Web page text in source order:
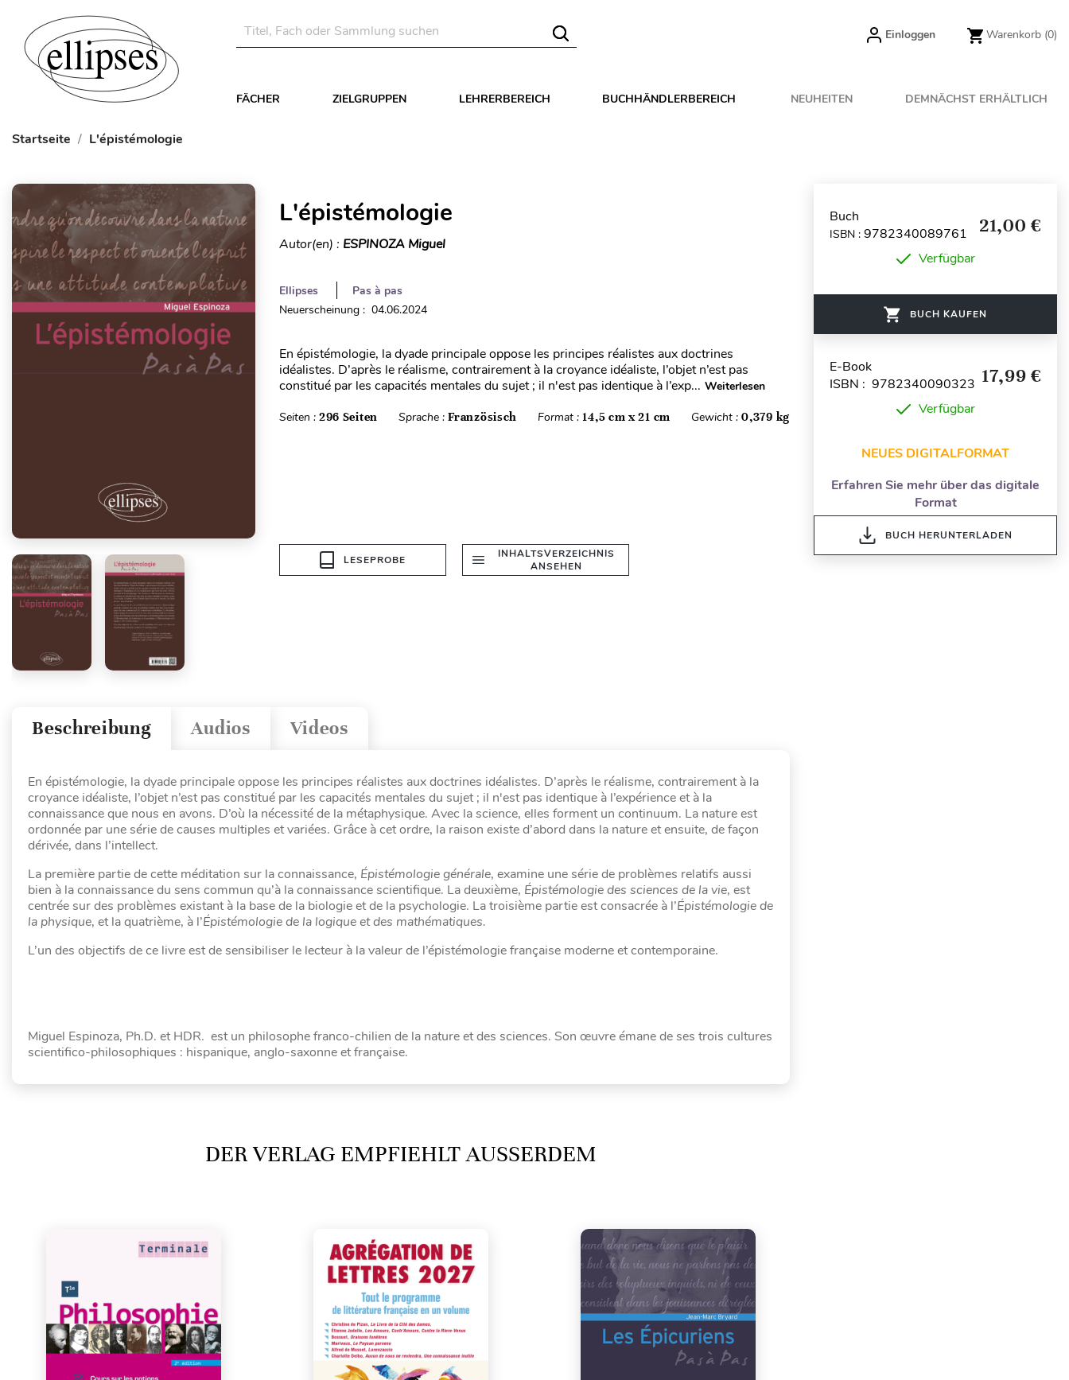
Einloggen Warenkorb (0)
FÄCHER ZIELGRUPPEN LEHRERBEREICH BUCHHÄNDLERBEREICH NEUHEITEN DEMNÄCHST ERHÄLTLICH
Startseite L'épistémologie
L'épistémologie
Autor(en) : ESPINOZA Miguel
Ellipses
Pas à pas
Neuerscheinung : 04.06.2024
En épistémologie, la dyade principale oppose les principes réalistes aux doctrines
idéalistes. D’après le réalisme, contrairement à la croyance idéaliste, l’objet n’est pas
constitué par les capacités mentales du sujet ; il n'est pas identique à l’exp... Weiterlesen
Seiten : 296 Seiten Sprache :Französisch Format :14,5 cm x 21 cm Gewicht :0,379 kg
LESEPROBE
INHALTSVERZEICHNIS
ANSEHEN
Videos
Audios
Beschreibung
En épistémologie, la dyade principale oppose les principes réalistes aux doctrines idéalistes. D’après le réalisme, contrairement à la
croyance idéaliste, l’objet n’est pas constitué par les capacités mentales du sujet ; il n'est pas identique à l’expérience et à la
connaissance que nous en avons. D’où la nécessité de la métaphysique. Avec la science, elles forment un continuum. La nature est
ordonnée par une série de causes multiples et variées. Grâce à cet ordre, la raison existe d’abord dans la nature et ensuite, de façon
dérivée, dans l’intellect.
La première partie de cette méditation sur la connaissance, Épistémologie générale, examine une série de problèmes relatifs aussi
bien à la connaissance du sens commun qu’à la connaissance scientifique. La deuxième, Épistémologie des sciences de la vie, est
centrée sur des problèmes existant à la base de la biologie et de la psychologie. La troisième partie est consacrée à l’Épistémologie de
la physique, et la quatrième, à l’Épistémologie de la logique et des mathématiques.
L’un des objectifs de ce livre est de sensibiliser le lecteur à la valeur de l’épistémologie française moderne et contemporaine.
Miguel Espinoza, Ph.D. et HDR. est un philosophe franco-chilien de la nature et des sciences. Son œuvre émane de ses trois cultures
scientifico-philosophiques : hispanique, anglo-saxonne et française.
DER VERLAG EMPFIEHLT AUSSERDEM
Buch
ISBN : 9782340089761 21,00 €
Verfügbar
BUCH KAUFEN
E-Book
ISBN : 9782340090323 17,99 €
Verfügbar
NEUES DIGITALFORMAT
Erfahren Sie mehr über das digitale
Format
BUCH HERUNTERLADEN